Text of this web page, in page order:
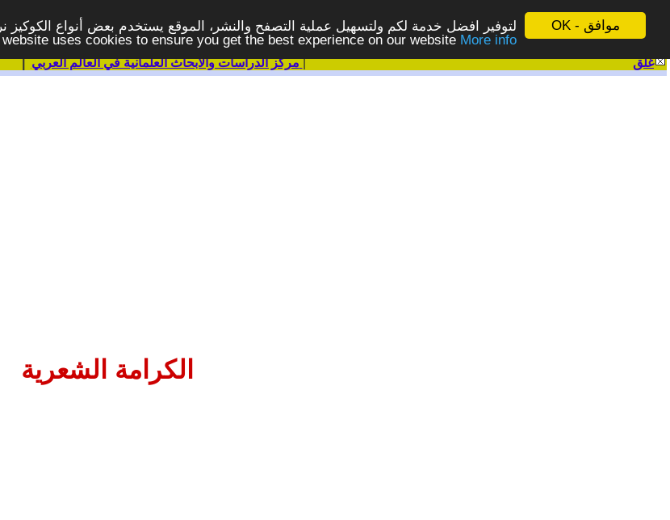
موافق - OK
لتوفير افضل خدمة لكم ولتسهيل عملية التصفح والنشر، الموقع يستخدم بعض أنواع
uses cookies to ensure you get the best experience on our website More info - المزيد
غلق |مركز الدراسات والابحاث العلمانية في العالم العربي |
الكرامة الشعرية